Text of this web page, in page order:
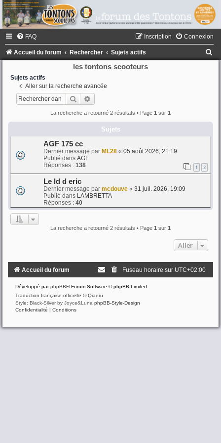
FAQ Connexion
Inscription
Accueil du forum Rechercher Sujets actifs
les tontons scooteurs
Sujets actifs
Aller sur la recherche avancée
Rechercher
La recherche a retourné 2 résultats • Page 1 sur 1
Sujets
AGF 175 cc
Dernier message par ML28 « 05 août 2026, 21:19
Publié dans AGF
Réponses : 138 1 2
Le ld d eric
Dernier message par mcdouve « 31 juil. 2026, 19:09
Publié dans LAMBRETTA
Réponses : 40
La recherche a retourné 2 résultats • Page 1 sur 1
Aller
Accueil du forum Fuseau horaire sur UTC+02:00
Développé parphpBB® Forum Software © phpBB Limited
Traduction française officielle ©Qiaeru
Style: Black-Silver by Joyce&Luna phpBB-Style-Design
Confidentialité | Conditions